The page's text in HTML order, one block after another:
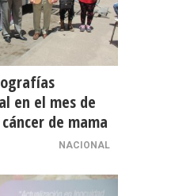
en el mes de
de mama
NACIONAL